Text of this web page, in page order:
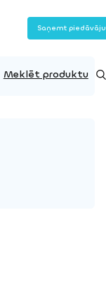
Saņemt
Meklēt produktu